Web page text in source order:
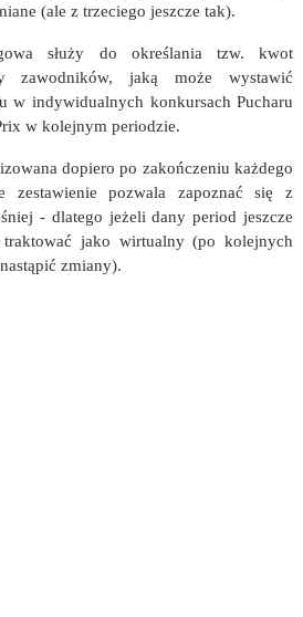
(ale z trzeciego jeszcze tak).
służy do określania tzw. kwot
zawodników, jaką może wystawić
w indywidualnych konkursach Pucharu
w kolejnym periodzie.
dopiero po zakończeniu każdego
zestawienie pozwala zapoznać się z
- dlatego jeżeli dany period jeszcze
jako wirtualny (po kolejnych
zmiany).